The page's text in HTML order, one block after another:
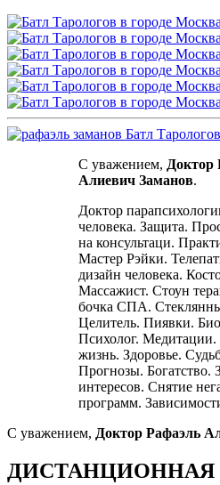
С уважением, Доктор
Алиевич Заманов.
Доктор
человека. Защита.
на консультаци.
Мастер Рэйки.
дизайн человека.
Массажист. Стоун
бочка СПА.
Целитель. Пиявки.
Психолог. Медитации.
жизнь. Здоровье.
Прогнозы. Богатство.
интересов. Снятие
программ.
С уважением, Доктор Рафаэль
ДИСТАНЦИОННАЯ